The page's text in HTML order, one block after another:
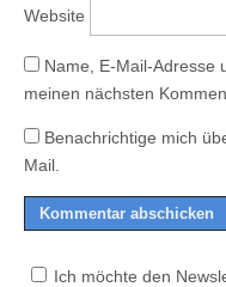
Website
Name, E-Mail-Adresse
meinen nächsten
Benachrichtige mich
Mail.
Ich möchte den